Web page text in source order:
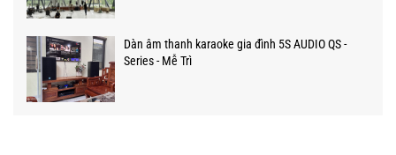
Dàn âm thanh karaoke gia đình 5S AUDIO QS -
Series - Mễ Trì